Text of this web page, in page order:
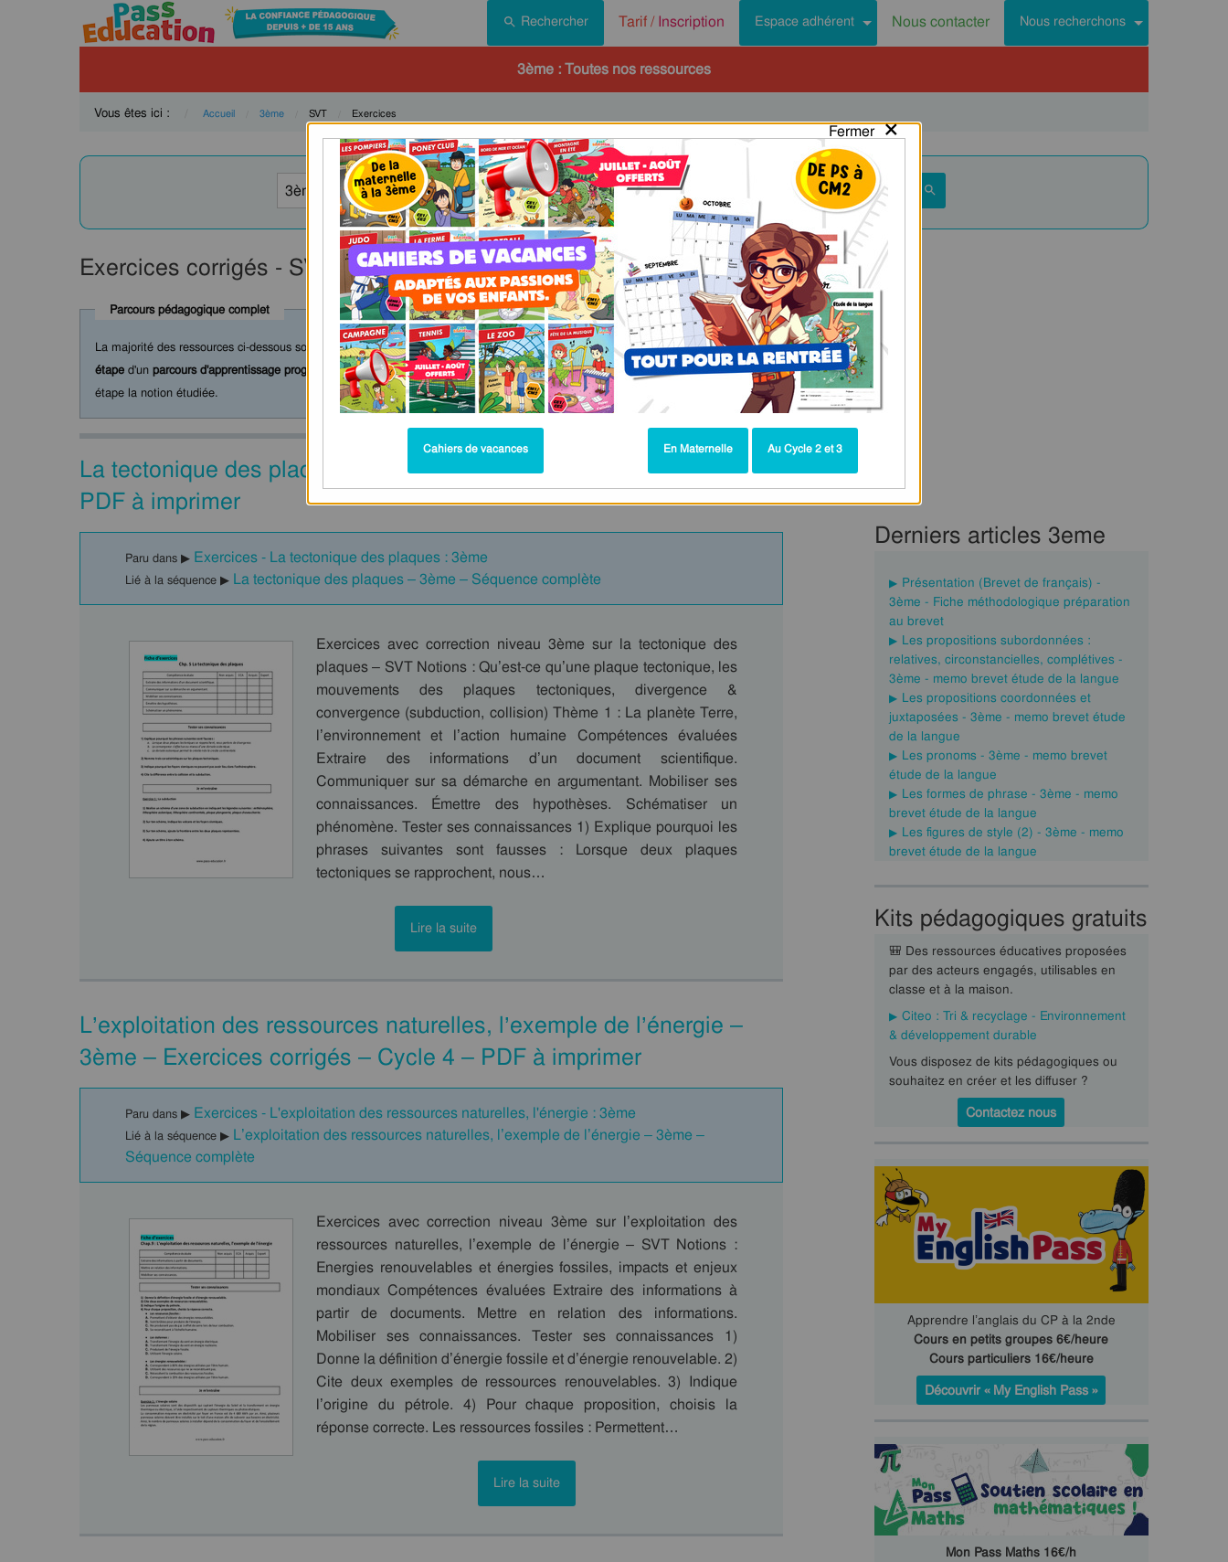
Rechercher Tarif /Inscription Espace adhérent Nous contacter Nous recherchons
3ème : Toutes nos ressources
Vous êtes ici : Accueil 3ème Current:
SVT Current:
Exercices
Exercices corrigés - SVT : 3ème - PDF à imprimer
Parcours pédagogique complet
La majorité des ressources ci-dessous sont intégrées dans unparcours pédagogique complet. Chaque ressource constitueune
étape d'un parcours d'apprentissage progressif
comprenant : cours / leçons, exercices, évaluations… pour maîtriser étape par
étape la notion étudiée.
La tectonique des plaques – 3ème – Exercices corrigés – Cycle 4 –
PDF à imprimer
Paru dans ▶ Exercices - La tectonique des plaques : 3ème
Lié à la séquence ▶ La tectonique des plaques – 3ème – Séquence complète
Exercices avec correction niveau 3ème sur la tectonique des
plaques – SVT Notions : Qu’est-ce qu’une plaque tectonique, les
mouvements des plaques tectoniques, divergence &
convergence (subduction, collision) Thème 1 : La planète Terre,
l’environnement et l’action humaine Compétences évaluées
Extraire des informations d’un document scientifique.
Communiquer sur sa démarche en argumentant. Mobiliser ses
connaissances. Émettre des hypothèses. Schématiser un
phénomène. Tester ses connaissances 1) Explique pourquoi les
phrases suivantes sont fausses : Lorsque deux plaques
tectoniques se rapprochent, nous…
Lire la suite
L’exploitation des ressources naturelles, l’exemple de l’énergie –
3ème – Exercices corrigés – Cycle 4 – PDF à imprimer
Paru dans ▶ Exercices - L'exploitation des ressources naturelles, l'énergie : 3ème
Lié à la séquence ▶ L’exploitation des ressources naturelles, l’exemple de l’énergie – 3ème –
Séquence complète
Exercices avec correction niveau 3ème sur l’exploitation des
ressources naturelles, l’exemple de l’énergie – SVT Notions :
Energies renouvelables et énergies fossiles, impacts et enjeux
mondiaux Compétences évaluées Extraire des informations à
partir de documents. Mettre en relation des informations.
Mobiliser ses connaissances. Tester ses connaissances 1)
Donne la définition d’énergie fossile et d’énergie renouvelable. 2)
Cite deux exemples de ressources renouvelables. 3) Indique
l’origine du pétrole. 4) Pour chaque proposition, choisis la
réponse correcte. Les ressources fossiles : Permettent…
Lire la suite
Derniers articles 3eme
Présentation (Brevet de français) -
3ème - Fiche méthodologique préparation
au brevet
Les propositions subordonnées :
relatives, circonstancielles, complétives -
3ème - memo brevet étude de la langue
Les propositions coordonnées et
juxtaposées - 3ème - memo brevet étude
de la langue
Les pronoms - 3ème - memo brevet
étude de la langue
Les formes de phrase - 3ème - memo
brevet étude de la langue
Les figures de style (2) - 3ème - memo
brevet étude de la langue
Kits pédagogiques gratuits
🎒 Des ressources éducatives proposées
par des acteurs engagés, utilisables en
classe et à la maison.
Citeo : Tri & recyclage - Environnement
& développement durable
Vous disposez de kits pédagogiques ou
souhaitez en créer et les diffuser ?
Contactez nous
Apprendre l’anglais du CP à la 2nde
Cours en petits groupes 6€/heure
Cours particuliers 16€/heure
Découvrir « My English Pass »
Mon Pass Maths 16€/h
Fermer×
Cahiers de vacances En Maternelle Au Cycle 2 et 3